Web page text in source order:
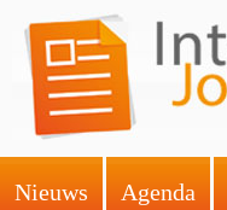
Nieuws Agenda